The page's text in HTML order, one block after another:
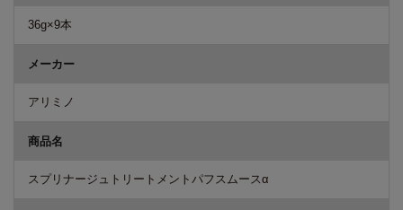
36g×9本
メーカー
アリミノ
商品名
スプリナージュトリートメントパフスムースα